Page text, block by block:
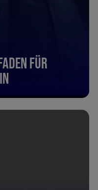
für